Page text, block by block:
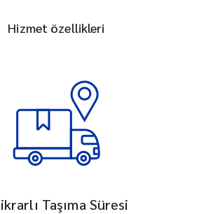
Hizmet özellikleri
Taşıma Süresi